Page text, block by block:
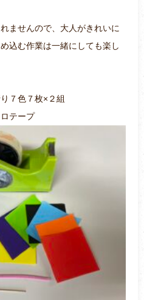
ませんので、大人がきれいに
込む作業は一緒にしても楽し
７色７枚×２組
テープ